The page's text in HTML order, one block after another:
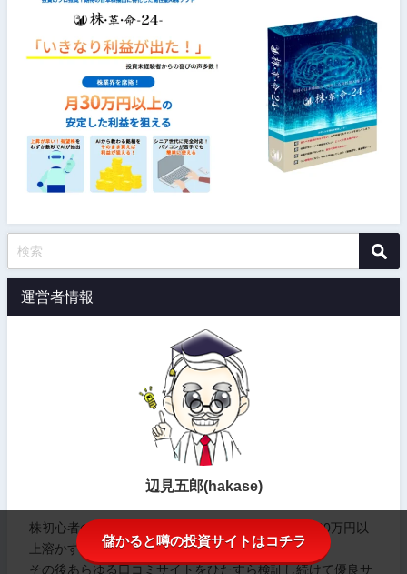
運営者情報
辺見五郎(hakase)
株初心者の頃に悪質な投資顧問サイトに騙されて300万円以
上溶かす。
その後あらゆる口コミサイトをひたすら検証し続けて優良サ
儲かると噂の投資サイトはコチラ